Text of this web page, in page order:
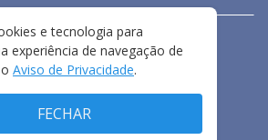
FALE CONOSCO
PRIVACIDADE
E CONDIÇÕES DE USO
e tecnologia para
experiência de navegação de
Aviso de Privacidade.
FECHAR